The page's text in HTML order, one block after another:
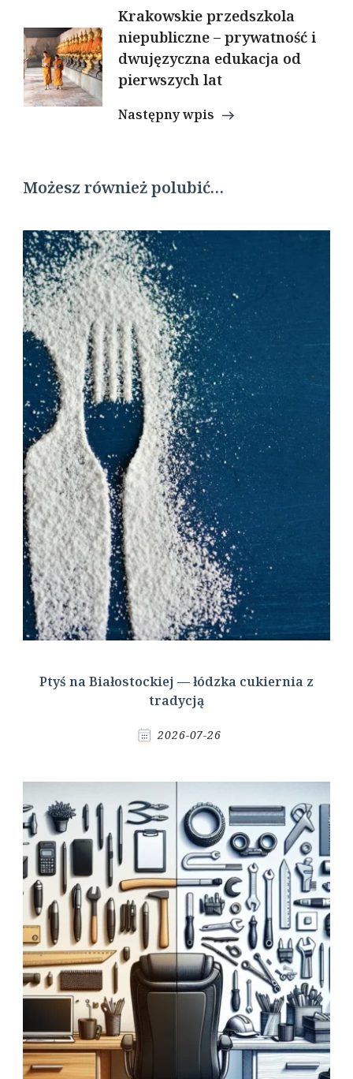
Krakowskie przedszkola
niepubliczne – prywatność i
dwujęzyczna edukacja od
pierwszych lat
Następny wpis
Możesz również polubić…
Ptyś na Białostockiej — łódzka cukiernia z
tradycją
2026-07-26